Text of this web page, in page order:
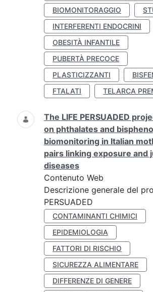
BIOMONITORAGGIO
INTERFERENTI ENDOCRINI
OBESITÀ INFANTILE
PUBERTÀ PRECOCE
PLASTICIZZANTI
FTALATI
TELARCA
The LIFE PERSUADED
on phthalates and
biomonitoring in Italian
pairs linking exposure and
diseases
Contenuto Web
Descrizione generale del
PERSUADED
CONTAMINANTI CHIMICI
EPIDEMIOLOGIA
FATTORI DI RISCHIO
SICUREZZA ALIMENTARE
DIFFERENZE DI GENERE